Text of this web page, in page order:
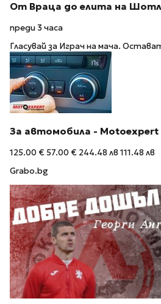
От Враца до елита на
преди 3 часа
Гласувай за Играч на мача.
За автомобила - Motoexpert
125.00 €57.00 € 244.48 лв 111.48 лв
Grabo.bg